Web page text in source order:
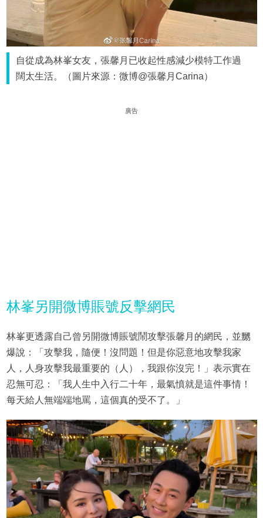
自從成為林峯女友，張馨月已收起性感減少模特工作過
闊太生活。（圖片來源：微博@張馨月Carina）
廣告
林峯另開微博賬號反擊網民
林峯更透露自己曾另開微博賬號鬧攻擊張馨月的網民，並嬲
爆說：「攻擊我，隨便！沒問題！但是你惡意地攻擊我家
人，人身攻擊我最重要的（人），我跟你沒完！」表示實在
忍無可忍：「我人生中入行二十年，最氣憤就是這件事情！
每天給人無端端地罵，這個真的受不了。」